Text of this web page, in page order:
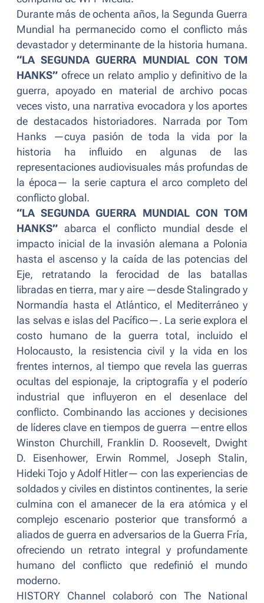
Durante más de ochenta años, la Segunda Guerra
Mundial ha permanecido como el conflicto más
devastador y determinante de la historia humana.
“LA SEGUNDA GUERRA MUNDIAL CON TOM
HANKS” ofrece un relato amplio y definitivo de la
guerra, apoyado en material de archivo pocas
veces visto, una narrativa evocadora y los aportes
de destacados historiadores. Narrada por Tom
Hanks —cuya pasión de toda la vida por la
historia ha influido en algunas de las
representaciones audiovisuales más profundas de
la época— la serie captura el arco completo del
conflicto global.
“LA SEGUNDA GUERRA MUNDIAL CON TOM
HANKS” abarca el conflicto mundial desde el
impacto inicial de la invasión alemana a Polonia
hasta el ascenso y la caída de las potencias del
Eje, retratando la ferocidad de las batallas
libradas en tierra, mar y aire —desde Stalingrado y
Normandía hasta el Atlántico, el Mediterráneo y
las selvas e islas del Pacífico—. La serie explora el
costo humano de la guerra total, incluido el
Holocausto, la resistencia civil y la vida en los
frentes internos, al tiempo que revela las guerras
ocultas del espionaje, la criptografía y el poderío
industrial que influyeron en el desenlace del
conflicto. Combinando las acciones y decisiones
de líderes clave en tiempos de guerra —entre ellos
Winston Churchill, Franklin D. Roosevelt, Dwight
D. Eisenhower, Erwin Rommel, Joseph Stalin,
Hideki Tojo y Adolf Hitler— con las experiencias de
soldados y civiles en distintos continentes, la serie
culmina con el amanecer de la era atómica y el
complejo escenario posterior que transformó a
aliados de guerra en adversarios de la Guerra Fría,
ofreciendo un retrato integral y profundamente
humano del conflicto que redefinió el mundo
moderno.
HISTORY Channel colaboró con The National